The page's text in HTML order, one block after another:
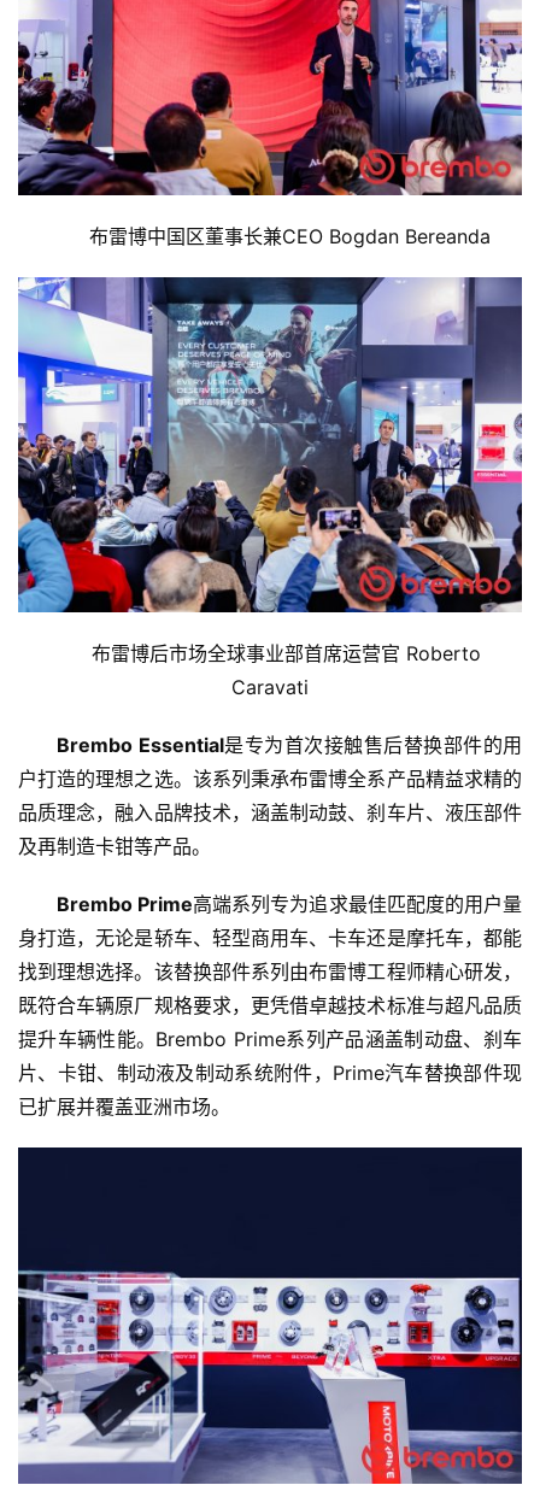
首
布雷博中国区董事长兼CEO Bogdan Bereanda
布雷博后市场全球事业部首席运营官 Roberto
Caravati
Brembo Essential是专为首次接触售后替换部件的用
户打造的理想之选。该系列秉承布雷博全系产品精益求精的
品质理念，融入品牌技术，涵盖制动鼓、刹车片、液压部件
及再制造卡钳等产品。
Brembo Prime高端系列专为追求最佳匹配度的用户量
身打造，无论是轿车、轻型商用车、卡车还是摩托车，都能
找到理想选择。该替换部件系列由布雷博工程师精心研发，
既符合车辆原厂规格要求，更凭借卓越技术标准与超凡品质
提升车辆性能。Brembo Prime系列产品涵盖制动盘、刹车
片、卡钳、制动液及制动系统附件，Prime汽车替换部件现
已扩展并覆盖亚洲市场。